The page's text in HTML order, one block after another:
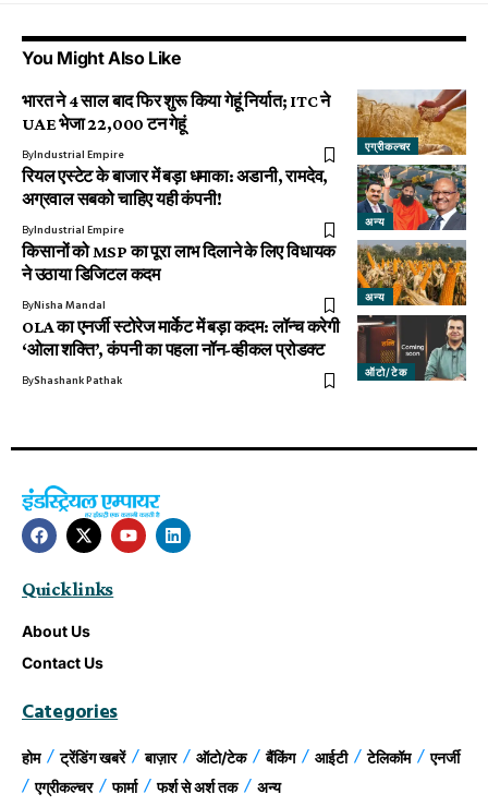
You Might Also Like
एग्रीकल्चर
भारत ने 4 साल बाद फिर शुरू किया गेहूं निर्यात; ITC ने
UAE भेजा 22,000 टन गेहूं
ByIndustrial Empire
अन्य
रियल एस्टेट के बाजार में बड़ा धमाका: अडानी, रामदेव,
अग्रवाल सबको चाहिए यही कंपनी!
ByIndustrial Empire
अन्य
किसानों को MSP का पूरा लाभ दिलाने के लिए विधायक
ने उठाया डिजिटल कदम
ByNisha Mandal
ऑटो/टेक
OLA का एनर्जी स्टोरेज मार्केट में बड़ा कदम: लॉन्च करेगी
‘ओला शक्ति’, कंपनी का पहला नॉन-व्हीकल प्रोडक्ट
ByShashank Pathak
Quick links
About Us
Contact Us
Categories
होम ट्रेंडिंग खबरें बाज़ार ऑटो/टेक बैंकिंग आईटी टेलिकॉम
एनर्जी
एग्रीकल्चर
फार्मा फर्श से अर्श तक अन्य